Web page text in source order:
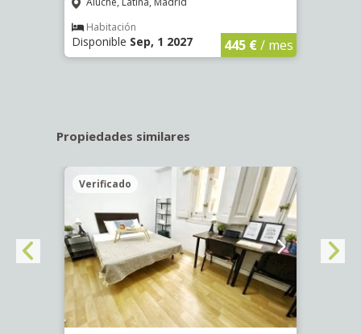
Habitación
Disponible Sep, 1 2027 445 €/ mes
Propiedades similares
Verificado